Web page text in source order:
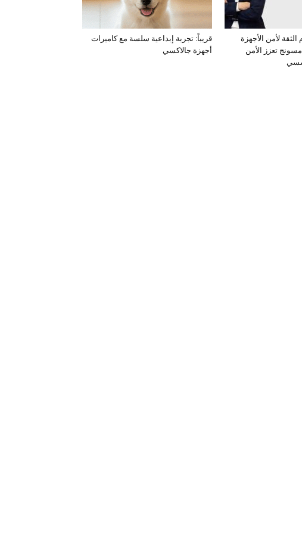
قريباً: تجربة إبداعية سلسة مع كاميرات
أجهزة جالاكسي
الثقة لأمن الأجهزة
تعزز الأمن